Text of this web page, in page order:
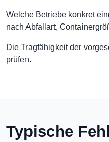
Welche Betriebe konkret
nach Abfallart,
Die Tragfähigkeit der
prüfen.
Typische